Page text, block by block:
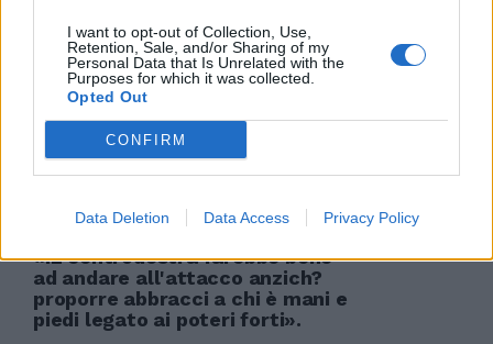
I want to opt-out of Collection, Use,
Retention, Sale, and/or Sharing of my
Personal Data that Is Unrelated with the
Purposes for which it was collected.
Opted Out
CONFIRM
Data Deletion Data Access Privacy Policy
Il messaggio di Spalletti alla
società: un bomber da venti gol
mi farebbe comodo
01/11/2006
«IL centrodestra farebbe bene
ad andare all'attacco anzich?
proporre abbracci a chi è mani e
piedi legato ai poteri forti».